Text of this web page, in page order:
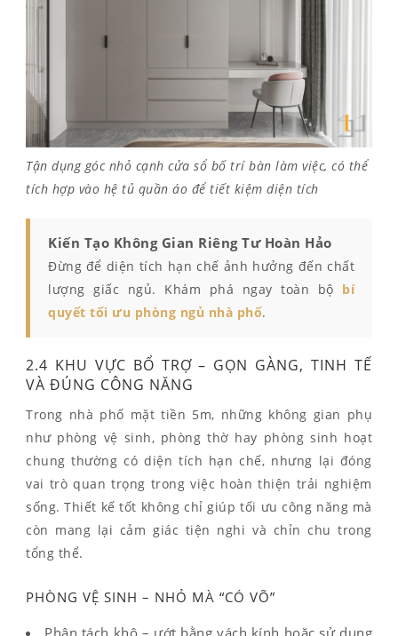
Tận dụng góc nhỏ cạnh cửa sổ bố trí bàn làm việc, có thể
tích hợp vào hệ tủ quần áo để tiết kiệm diện tích
Kiến Tạo Không Gian Riêng Tư Hoàn Hảo
Đừng để diện tích hạn chế ảnh hưởng đến chất
lượng giấc ngủ. Khám phá ngay toàn bộ bí
quyết tối ưu phòng ngủ nhà phố.
2.4 KHU VỰC BỔ TRỢ – GỌN GÀNG, TINH TẾ
VÀ ĐÚNG CÔNG NĂNG
Trong nhà phố mặt tiền 5m, những không gian phụ
như phòng vệ sinh, phòng thờ hay phòng sinh hoạt
chung thường có diện tích hạn chế, nhưng lại đóng
vai trò quan trọng trong việc hoàn thiện trải nghiệm
sống. Thiết kế tốt không chỉ giúp tối ưu công năng mà
còn mang lại cảm giác tiện nghi và chỉn chu trong
tổng thể.
PHÒNG VỆ SINH – NHỎ MÀ “CÓ VÕ”
Phân tách khô – ướt bằng vách kính hoặc sử dụng